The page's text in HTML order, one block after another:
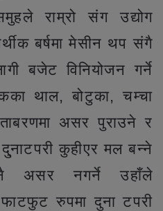
राम्रो संग उद्योग
बर्षमा मेसीन थप संगै
बजेट विनियोजन गर्ने
थाल, बोटुका, चम्चा
असर पुराउने र
कुहीएर मल बन्ने
असर नगर्ने उहाँले
रुपमा दुना टपरी